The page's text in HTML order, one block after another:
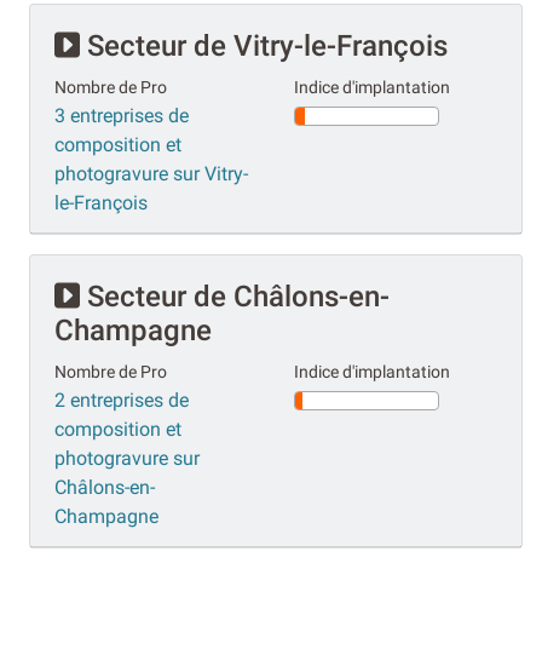
Secteur de Vitry-le-François
Nombre de Pro
3 entreprises de
composition et
photogravure sur Vitry-
le-François
Indice d'implantation
Secteur de Châlons-en-
Champagne
Nombre de Pro
2 entreprises de
composition et
photogravure sur
Châlons-en-
Champagne
Indice d'implantation